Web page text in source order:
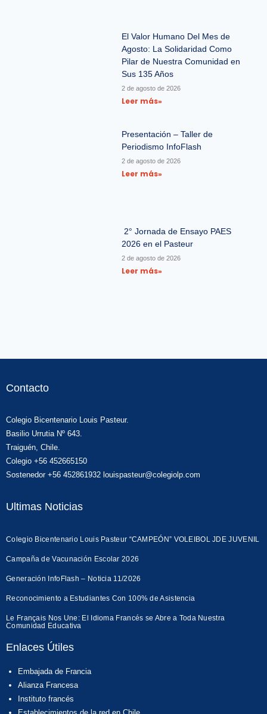
El Valor Humano Del Mes de
Agosto: La Solidaridad Como
Pilar de Nuestra Comunidad en
Sus 135 Años
2 de agosto de 2026
Leer más»
Presentación – Taller de
Periodismo InfoFlash
2 de agosto de 2026
Leer más»
2° Jornada de Ensayo PAES
2026 en el Pasteur
2 de agosto de 2026
Leer más»
Contacto
Colegio Bicentenario Louis Pasteur.
Basilio Urrutia Nº 643.
Traiguén, Chile.
Colegio +56 452665150
Sostenedor +56 452861932 louispasteur@colegiolp.com
Ultimas Noticias
Colegio Bicentenario Louis Pasteur “CAMPEÓN” VOLEIBOL JDE JUVENIL
Campaña de Vacunación Escolar 2026
Generación InfoFlash – Noticia 11/2026
Reconocimiento a Estudiantes Con 100% de Asistencia
Le Français Nos Une: El Idioma Francés se Abre a Toda Nuestra
Comunidad Educativa
Enlaces Útiles
Embajada de Francia
Alianza Francesa
Instituto francés